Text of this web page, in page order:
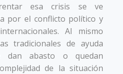
esa crisis se ve
por el conflicto político y
Al mismo
tradicionales de ayuda
dan abasto o quedan
de la situación